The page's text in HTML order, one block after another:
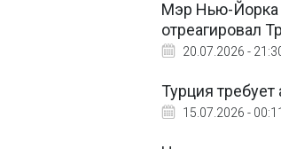
Мэр Нью-Йорка
отреагировал
20.07.2026 -
Турция
15.07.2026 - 00:11